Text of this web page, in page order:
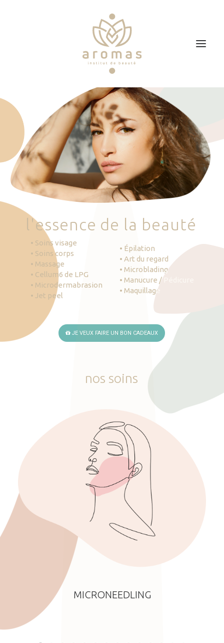
Soins
Je veux faire un bon cadeau
Plan d’accès
Prendre RDV
'essence de la beauté
• Soins visage
• Soins corps
• Massage
• Cellum6 de LPG
• Microdermabrasion
• Jet peel
• Épilation
• Art du regard
• Microblading
• Manucure / Pédicure
• Maquillage
JE VEUX FAIRE UN BON CADEAUX
nos soins
MICRONEEDLING